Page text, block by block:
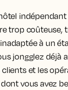
indépendant
trop coûteuse,
à un
jongglez déjà
clients et les
vous avez